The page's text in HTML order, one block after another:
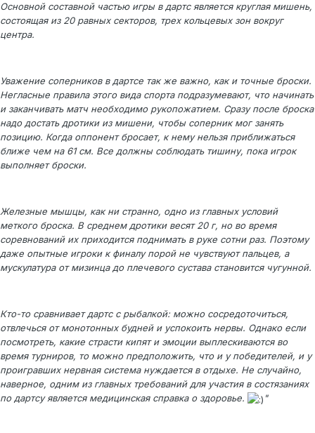
Основной составной частью игры в дартс является круглая мишень,
состоящая из 20 равных секторов, трех кольцевых зон вокруг
центра.
Уважение соперников в дартсе так же важно, как и точные броски.
Негласные правила этого вида спорта подразумевают, что начинать
и заканчивать матч необходимо рукопожатием. Сразу после броска
надо достать дротики из мишени, чтобы соперник мог занять
позицию. Когда оппонент бросает, к нему нельзя приближаться
ближе чем на 61 см. Все должны соблюдать тишину, пока игрок
выполняет броски.
Железные мышцы, как ни странно, одно из главных условий
меткого броска. В среднем дротики весят 20 г, но во время
соревнований их приходится поднимать в руке сотни раз. Поэтому
даже опытные игроки к финалу порой не чувствуют пальцев, а
мускулатура от мизинца до плечевого сустава становится чугунной.
Кто-то сравнивает дартс с рыбалкой: можно сосредоточиться,
отвлечься от монотонных будней и успокоить нервы. Однако если
посмотреть, какие страсти кипят и эмоции выплескиваются во
время турниров, то можно предположить, что и у победителей, и у
проигравших нервная система нуждается в отдыхе. Не случайно,
наверное, одним из главных требований для участия в состязаниях
по дартсу является медицинская справка о здоровье.
"